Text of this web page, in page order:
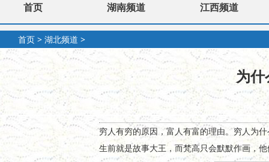
首页 湖南频道 江西频道
首页 > 湖北频道 >
为
穷人有穷的原因，富人有富的理由。穷人为
生前就是故事大王，而梵高只会默默作画，